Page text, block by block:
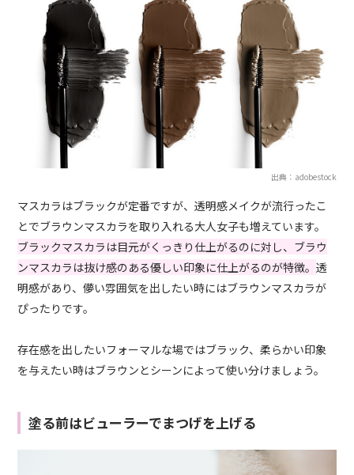
出典：adobestock
マスカラはブラックが定番ですが、透明感メイクが流行ったこ
とでブラウンマスカラを取り入れる大人女子も増えています。
ブラックマスカラは目元がくっきり仕上がるのに対し、ブラウ
ンマスカラは抜け感のある優しい印象に仕上がるのが特徴。透
明感があり、儚い雰囲気を出したい時にはブラウンマスカラが
ぴったりです。
存在感を出したいフォーマルな場ではブラック、柔らかい印象
を与えたい時はブラウンとシーンによって使い分けましょう。
塗る前はビューラーでまつげを上げる